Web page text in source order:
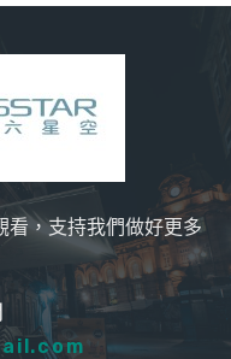
看，支持我們做好更多